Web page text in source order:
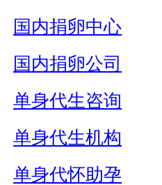
国内捐卵中心
国内捐卵公司
单身代生咨询
单身代生机构
单身代怀助孕